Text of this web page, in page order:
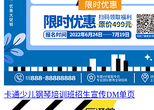
卡通少儿钢琴培训班招生宣传DM单页